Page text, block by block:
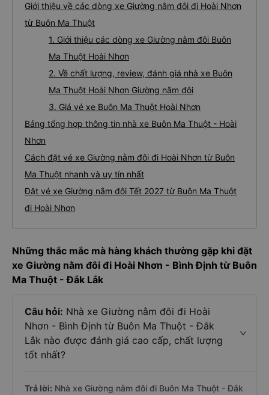
Giới thiệu về các dòng xe Giường nằm đôi đi Hoài Nhơn
từ Buôn Ma Thuột
1. Giới thiệu các dòng xe Giường nằm đôi Buôn
Ma Thuột Hoài Nhơn
2. Về chất lượng, review, đánh giá nhà xe Buôn
Ma Thuột Hoài Nhơn Giường nằm đôi
3. Giá vé xe Buôn Ma Thuột Hoài Nhơn
Bảng tổng hợp thông tin nhà xe Buôn Ma Thuột - Hoài
Nhơn
Cách đặt vé xe Giường nằm đôi đi Hoài Nhơn từ Buôn
Ma Thuột nhanh và uy tín nhất
Đặt vé xe Giường nằm đôi Tết 2027 từ Buôn Ma Thuột
đi Hoài Nhơn
Những thắc mắc mà hàng khách thường gặp khi đặt
xe Giường nằm đôi đi Hoài Nhơn - Bình Định từ Buôn
Ma Thuột - Đắk Lắk
Câu hỏi: Nhà xe Giường nằm đôi đi Hoài
Nhơn - Bình Định từ Buôn Ma Thuột - Đắk
Lắk nào được đánh giá cao cấp, chất lượng
tốt nhất?
Trả lời: Nhà xe Giường nằm đôi đi Buôn Ma Thuột - Đắk